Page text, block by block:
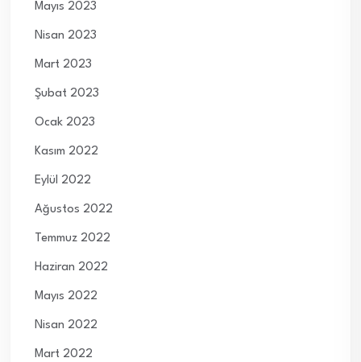
Mayıs 2023
Nisan 2023
Mart 2023
Şubat 2023
Ocak 2023
Kasım 2022
Eylül 2022
Ağustos 2022
Temmuz 2022
Haziran 2022
Mayıs 2022
Nisan 2022
Mart 2022